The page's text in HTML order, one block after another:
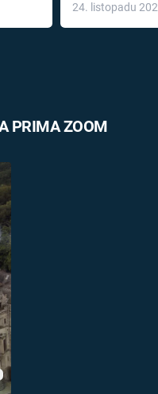
léky
24. listopadu
PRIMA ZOOM